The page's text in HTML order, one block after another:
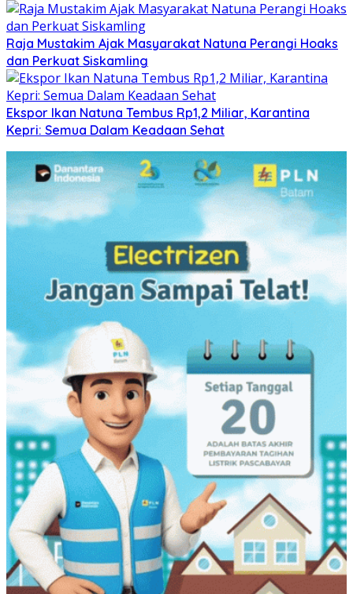
Raja Mustakim Ajak Masyarakat Natuna Perangi Hoaks
dan Perkuat Siskamling
Ekspor Ikan Natuna Tembus Rp1,2 Miliar, Karantina
Kepri: Semua Dalam Keadaan Sehat